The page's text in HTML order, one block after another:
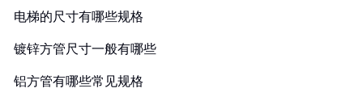
电梯的尺寸有哪些规格
镀锌方管尺寸一般有哪些
铝方管有哪些常见规格